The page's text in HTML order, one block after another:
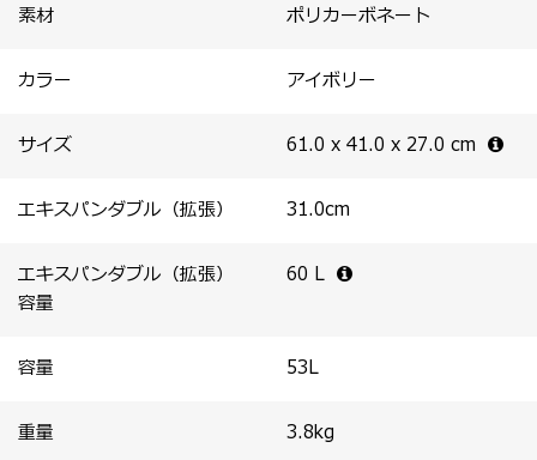
態で、耐荷重量最大約5kgです。
素材 ポリカーボネート
カラー アイボリー
サイズ 61.0 x 41.0 x 27.0 cm
エキスパンダブル（拡張） 31.0cm
エキスパンダブル（拡張）
容量
60 L
容量 53L
重量 3.8kg